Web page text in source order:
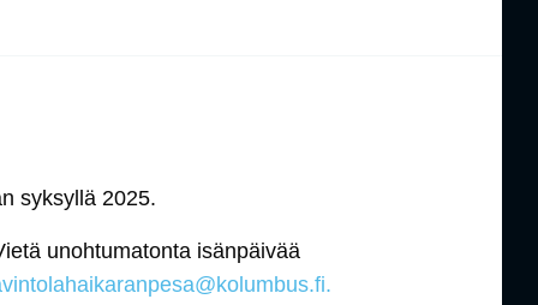
syksyllä 2025.
unohtumatonta isänpäivää